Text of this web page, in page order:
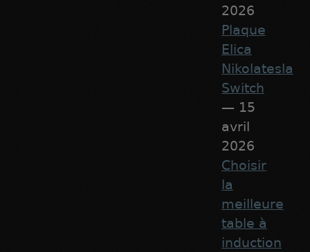
2026
Plaque
Elica
Nikolatesla
Switch
— 15
avril
2026
Choisir
la
meilleure
table à
induction